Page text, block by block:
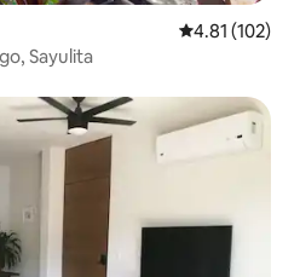
औसत रेटिंग 5 में से
4.81 (102)
Sayulita